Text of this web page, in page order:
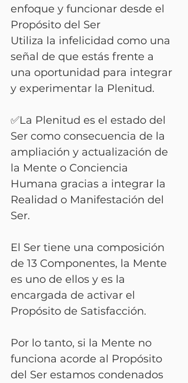
enfoque y funcionar desde el
Propósito del Ser
Utiliza la infelicidad como una
señal de que estás frente a
una oportunidad para integrar
y experimentar la Plenitud.
✅La Plenitud es el estado del
Ser como consecuencia de la
ampliación y actualización de
la Mente o Conciencia
Humana gracias a integrar la
Realidad o Manifestación del
Ser.
El Ser tiene una composición
de 13 Componentes, la Mente
es uno de ellos y es la
encargada de activar el
Propósito de Satisfacción.
Por lo tanto, si la Mente no
funciona acorde al Propósito
del Ser estamos condenados